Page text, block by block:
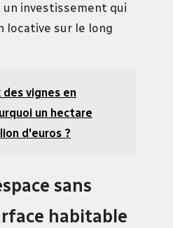
un investissement qui
locative sur le long
des vignes en
un hectare
d'euros ?
sans
habitable